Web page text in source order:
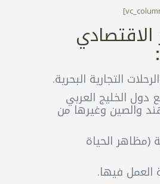
الاقتصادي
التجارية البحرية.
دول الخليج العربي
والصين وغيرها من
(مظاهر الحياة
العمل فيها.